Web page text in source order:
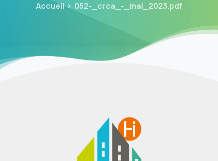
Accueil 052-_crca_-_mai_2023.pdf